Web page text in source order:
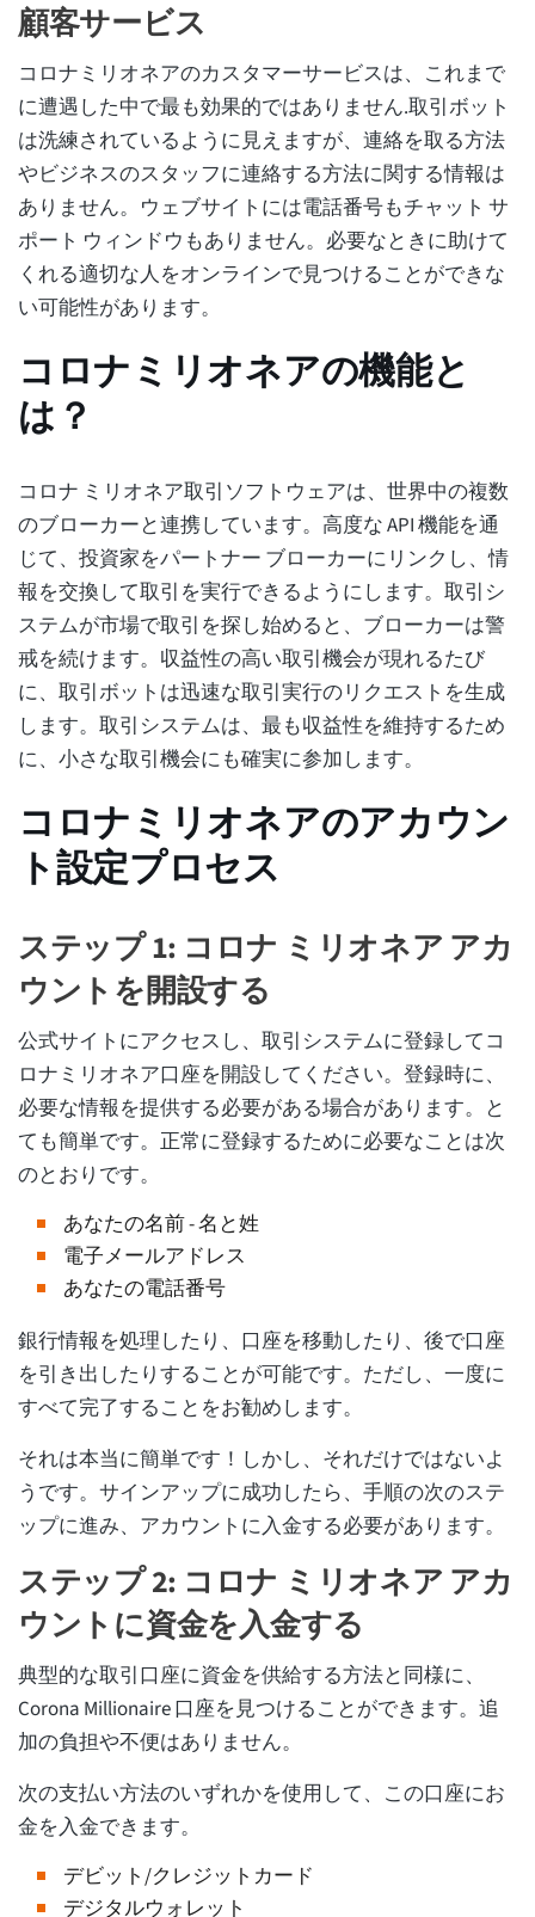
顧客サービス
コロナミリオネアのカスタマーサービスは、これまで
に遭遇した中で最も効果的ではありません.取引ボット
は洗練されているように見えますが、連絡を取る方法
やビジネスのスタッフに連絡する方法に関する情報は
ありません。ウェブサイトには電話番号もチャット サ
ポート ウィンドウもありません。必要なときに助けて
くれる適切な人をオンラインで見つけることができな
い可能性があります。
コロナミリオネアの機能と
は？
コロナ ミリオネア取引ソフトウェアは、世界中の複数
のブローカーと連携しています。高度な API 機能を通
じて、投資家をパートナー ブローカーにリンクし、情
報を交換して取引を実行できるようにします。取引シ
ステムが市場で取引を探し始めると、ブローカーは警
戒を続けます。収益性の高い取引機会が現れるたび
に、取引ボットは迅速な取引実行のリクエストを生成
します。取引システムは、最も収益性を維持するため
に、小さな取引機会にも確実に参加します。
コロナミリオネアのアカウン
ト設定プロセス
ステップ 1: コロナ ミリオネア アカ
ウントを開設する
公式サイトにアクセスし、取引システムに登録してコ
ロナミリオネア口座を開設してください。登録時に、
必要な情報を提供する必要がある場合があります。と
ても簡単です。正常に登録するために必要なことは次
のとおりです。
あなたの名前 - 名と姓
電子メールアドレス
あなたの電話番号
銀行情報を処理したり、口座を移動したり、後で口座
を引き出したりすることが可能です。ただし、一度に
すべて完了することをお勧めします。
それは本当に簡単です！しかし、それだけではないよ
うです。サインアップに成功したら、手順の次のステ
ップに進み、アカウントに入金する必要があります。
ステップ 2: コロナ ミリオネア アカ
ウントに資金を入金する
典型的な取引口座に資金を供給する方法と同様に、
Corona Millionaire 口座を見つけることができます。追
加の負担や不便はありません。
次の支払い方法のいずれかを使用して、この口座にお
金を入金できます。
デビット/クレジットカード
デジタルウォレット